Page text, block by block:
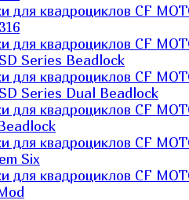
для квадроциклов CF
для квадроциклов CF
Series Beadlock
для квадроциклов CF
Series Dual Beadlock
для квадроциклов CF
для квадроциклов CF
Six
для квадроциклов CF